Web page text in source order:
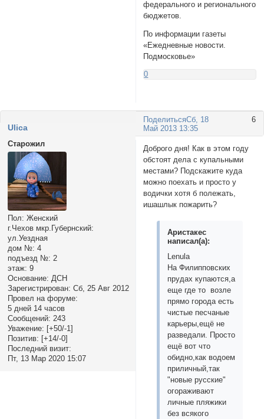
федерального и регионального
бюджетов.
По информации газеты
«Ежедневные новости.
Подмосковье»
0
Поделиться 6
Сб, 18
Май 2013 13:35
Ulica
Старожил
Пол: Женский
г.Чехов мкр.Губернский:
ул.Уездная
дом №: 4
подъезд №: 2
этаж: 9
Основание: ДСН
Зарегистрирован: Сб, 25 Авг 2012
Провел на форуме:
5 дней 14 часов
Сообщений: 243
Уважение: [+50/-1]
Позитив: [+14/-0]
Последний визит:
Пт, 13 Мар 2020 15:07
Доброго дня! Как в этом году
обстоят дела с купальными
местами? Подскажите куда
можно поехать и просто у
водички хотя б полежать,
ишашлык пожарить?
Аристакес
написал(а):
Lenula
На Филипповских
прудах купаются,а
еще где то возле
прямо города есть
чистые песчаные
карьеры,ещё не
разведали. Просто
ещё вот что
обидно,как водоем
приличный,так
"новые русские"
огораживают
личные пляжики
без всякого